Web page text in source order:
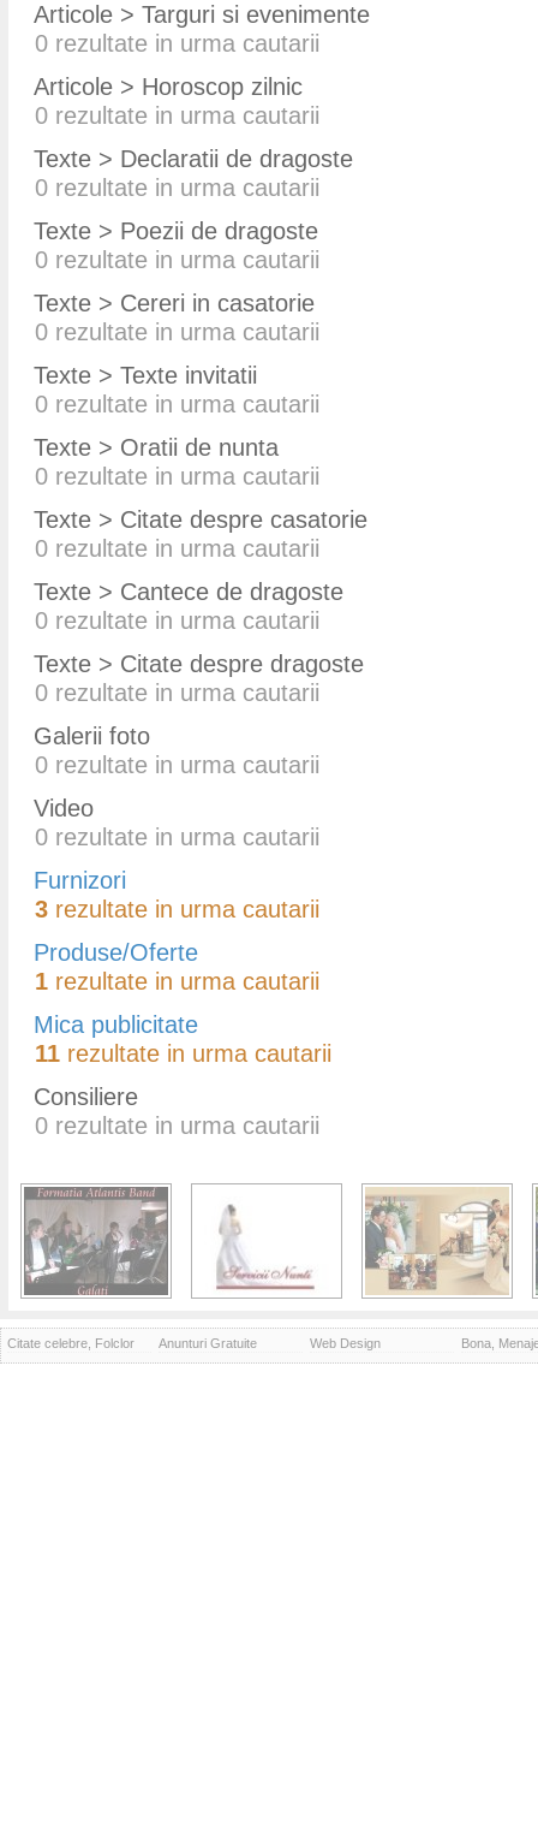
Articole > Targuri si evenimente
0 rezultate in urma cautarii
Articole > Horoscop zilnic
0 rezultate in urma cautarii
Texte > Declaratii de dragoste
0 rezultate in urma cautarii
Texte > Poezii de dragoste
0 rezultate in urma cautarii
Texte > Cereri in casatorie
0 rezultate in urma cautarii
Texte > Texte invitatii
0 rezultate in urma cautarii
Texte > Oratii de nunta
0 rezultate in urma cautarii
Texte > Citate despre casatorie
0 rezultate in urma cautarii
Texte > Cantece de dragoste
0 rezultate in urma cautarii
Texte > Citate despre dragoste
0 rezultate in urma cautarii
Galerii foto
0 rezultate in urma cautarii
Video
0 rezultate in urma cautarii
Furnizori
3 rezultate in urma cautarii
Produse/Oferte
1 rezultate in urma cautarii
Mica publicitate
11 rezultate in urma cautarii
Consiliere
0 rezultate in urma cautarii
Citate celebre, Folclor Anunturi Gratuite Web Design Bona,